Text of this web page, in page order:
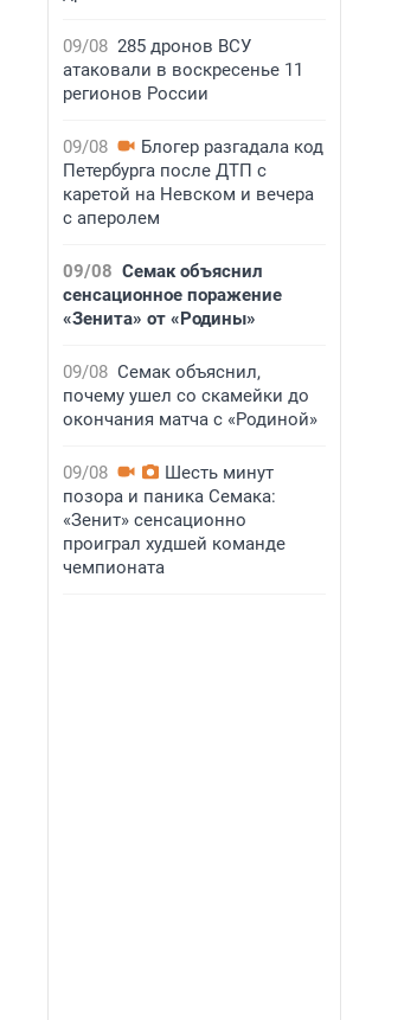
09/08 285 дронов ВСУ
атаковали в воскресенье 11
регионов России
09/08
Блогер разгадала код
Петербурга после ДТП с
каретой на Невском и вечера
с аперолем
09/08 Семак объяснил
сенсационное поражение
«Зенита» от «Родины»
09/08 Семак объяснил,
почему ушел со скамейки до
окончания матча с «Родиной»
09/08
Шесть минут
позора и паника Семака:
«Зенит» сенсационно
проиграл худшей команде
чемпионата